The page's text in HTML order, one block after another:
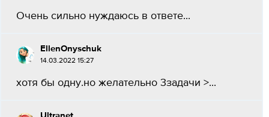
Очень сильно нуждаюсь в ответе...
EllenOnyschuk
14.03.2022 15:27
хотя бы одну.но желательно 3задачи >...